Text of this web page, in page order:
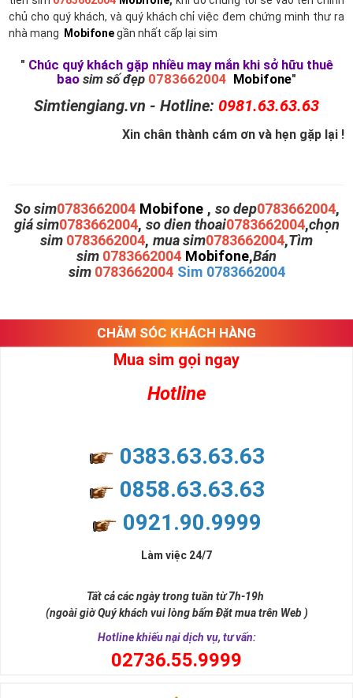
chủ cho quý khách, và quý khách chỉ việc đem chứng minh thư ra
nhà mạng
Mobifonegần nhất cấp lại sim
" Chúc quý khách gặp nhiều may mắn khi sở hữu thuê
bao sim số đẹp 0783662004 Mobifone"
Simtiengiang.vn - Hotline: 0981.63.63.63
Xin chân thành cám ơn và hẹn gặp lại !
So sim0783662004 Mobifone , so dep0783662004,
giá sim0783662004, so dien thoai0783662004,chọn
sim 0783662004, mua sim0783662004,Tìm
sim 0783662004 Mobifone,Bán
sim 0783662004 Sim 0783662004
CHĂM SÓC KHÁCH HÀNG
Mua sim gọi ngay
Hotline
0383.63.63.63
0858.63.63.63
0921.90.9999
Làm việc 24/7
Tất cả các ngày trong tuần từ 7h-19h
(ngoài giờ Quý khách vui lòng bấm Đặt mua trên Web )
Hotline khiếu nại dịch vụ, tư vấn:
02736.55.9999